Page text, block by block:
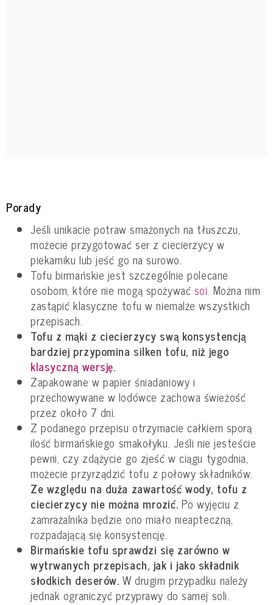
Porady
Jeśli unikacie potraw smażonych na tłuszczu,
możecie przygotować ser z ciecierzycy w
piekarniku lub jeść go na surowo.
Tofu birmańskie jest szczególnie polecane
osobom, które nie mogą spożywać soi. Można nim
zastąpić klasyczne tofu w niemalże wszystkich
przepisach.
Tofu z mąki z ciecierzycy swą konsystencją
bardziej przypomina silken tofu, niż jego
klasyczną wersję.
Zapakowane w papier śniadaniowy i
przechowywane w lodówce zachowa świeżość
przez około 7 dni.
Z podanego przepisu otrzymacie całkiem sporą
ilość birmańskiego smakołyku. Jeśli nie jesteście
pewni, czy zdążycie go zjeść w ciągu tygodnia,
możecie przyrządzić tofu z połowy składników.
Ze względu na duża zawartość wody, tofu z
ciecierzycy nie można mrozić. Po wyjęciu z
zamrażalnika będzie ono miało nieapteczną,
rozpadającą się konsystencję.
Birmańskie tofu sprawdzi się zarówno w
wytrwanych przepisach, jak i jako składnik
słodkich deserów. W drugim przypadku należy
jednak ograniczyć przyprawy do samej soli.